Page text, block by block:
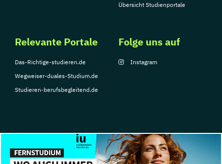
Übersicht Studienportale
Relevante Portale
Das-Richtige-studieren.de
Wegweiser-duales-Studium.de
Studieren-berufsbegleitend.de
Folge uns auf
Instagram
© Copyright 2026, TarGroup Media GmbH